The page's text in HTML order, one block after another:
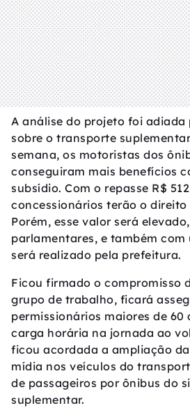
A análise do projeto foi adiada
sobre o transporte
semana, os motoristas dos
conseguiram mais benefícios
subsídio. Com o repasse R$
concessionários terão o direito
Porém, esse valor será
parlamentares, e também
será realizado pela prefeitura.
Ficou firmado o compromisso
grupo de trabalho, ficará
permissionários maiores de 60
carga horária na jornada ao
ficou acordada a ampliação
mídia nos veículos do
de passageiros por ônibus do
suplementar.